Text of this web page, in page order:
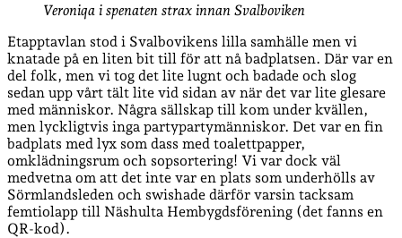
Veroniqa i spenaten strax innan Svalboviken
Etapptavlan stod i Svalbovikens lilla samhälle men vi
knatade på en liten bit till för att nå badplatsen. Där var en
del folk, men vi tog det lite lugnt och badade och slog
sedan upp vårt tält lite vid sidan av när det var lite glesare
med människor. Några sällskap till kom under kvällen,
men lyckligtvis inga partypartymänniskor. Det var en fin
badplats med lyx som dass med toalettpapper,
omklädningsrum och sopsortering! Vi var dock väl
medvetna om att det inte var en plats som underhölls av
Sörmlandsleden och swishade därför varsin tacksam
femtiolapp till Näshulta Hembygdsförening (det fanns en
QR-kod).